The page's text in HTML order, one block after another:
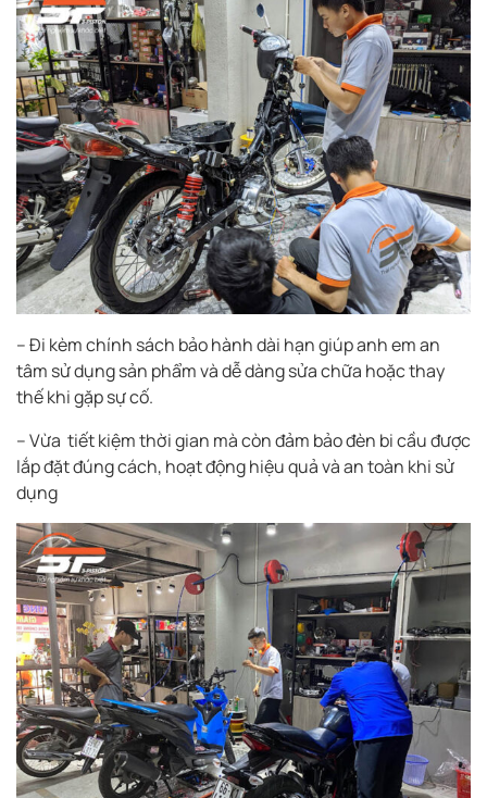
– Đi kèm chính sách bảo hành dài hạn giúp anh em an
tâm sử dụng sản phẩm và dễ dàng sửa chữa hoặc thay
thế khi gặp sự cố.
– Vừa tiết kiệm thời gian mà còn đảm bảo đèn bi cầu được
lắp đặt đúng cách, hoạt động hiệu quả và an toàn khi sử
dụng